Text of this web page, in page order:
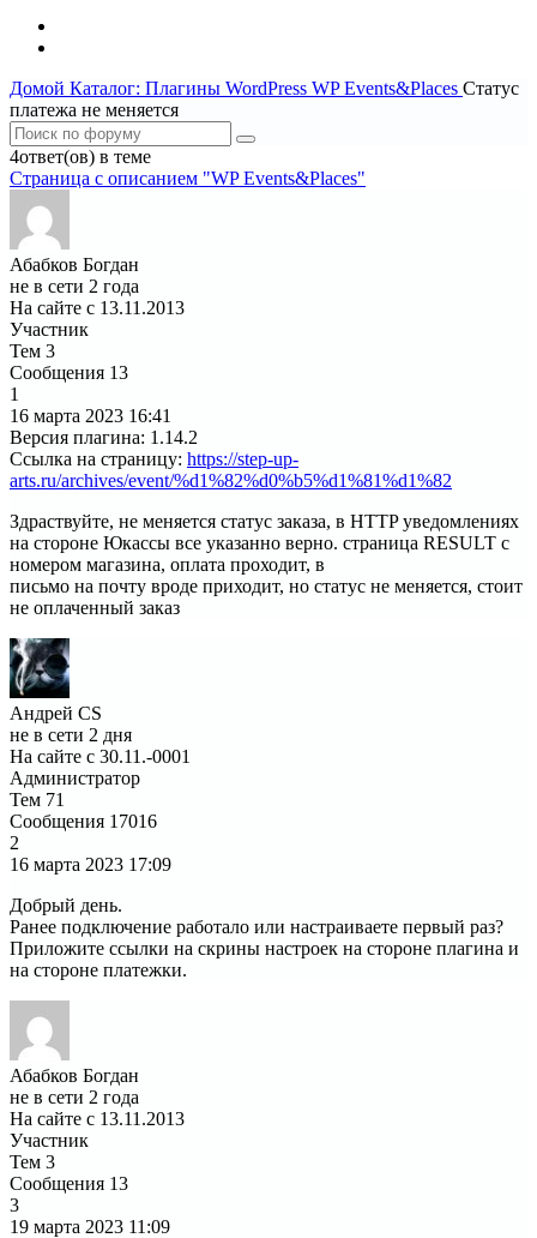
Домой Каталог: Плагины WordPress WP Events&Places Статус
платежа не меняется
4ответ(ов) в теме
Страница c описанием "WP Events&Places"
Абабков Богдан
не в сети 2 года
На сайте с 13.11.2013
Участник
Тем 3
Сообщения 13
1
16 марта 2023 16:41
Версия плагина: 1.14.2
Ссылка на страницу: https://step-up-
arts.ru/archives/event/%d1%82%d0%b5%d1%81%d1%82
Здраствуйте, не меняется статус заказа, в HTTP уведомлениях
на стороне Юкассы все указанно верно. страница RESULT с
номером магазина, оплата проходит, в
письмо на почту вроде приходит, но статус не меняется, стоит
не оплаченный заказ
Андрей CS
не в сети 2 дня
На сайте с 30.11.-0001
Администратор
Тем 71
Сообщения 17016
2
16 марта 2023 17:09
Добрый день.
Ранее подключение работало или настраиваете первый раз?
Приложите ссылки на скрины настроек на стороне плагина и
на стороне платежки.
Абабков Богдан
не в сети 2 года
На сайте с 13.11.2013
Участник
Тем 3
Сообщения 13
3
19 марта 2023 11:09